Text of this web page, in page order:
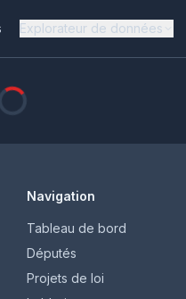
Explorateur de données
Navigation
Tableau de bord
Députés
Projets de loi